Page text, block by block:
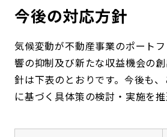
今後の対応方針
気候変動が不動産事業のポート
響の抑制及び新たな収益機会の
針は下表のとおりです。今後も
に基づく具体策の検討・実施を推